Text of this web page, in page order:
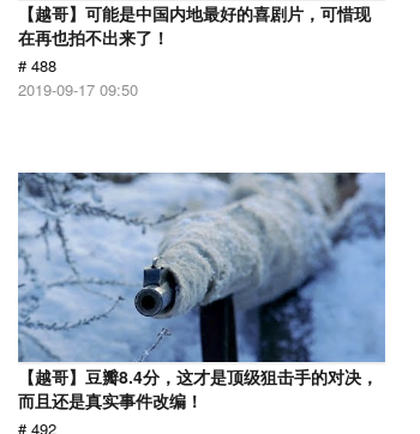
【越哥】可能是中国内地最好的喜剧片，可惜现
在再也拍不出来了！
# 488
2019-09-17 09:50
【越哥】豆瓣8.4分，这才是顶级狙击手的对决，
而且还是真实事件改编！
# 492